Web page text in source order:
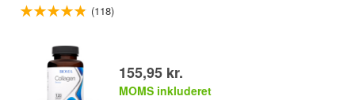
(118)
155,95 kr.
MOMS inkluderet